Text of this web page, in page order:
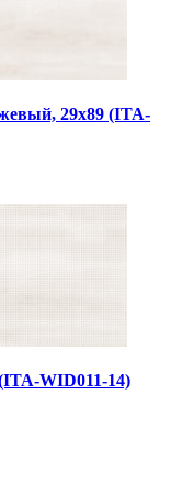
29x89 (ITA-
WID011-14)